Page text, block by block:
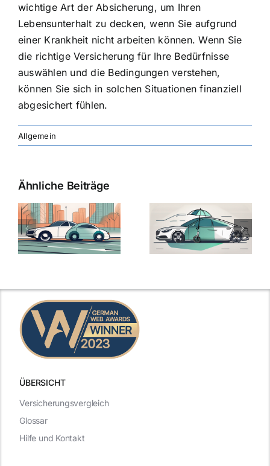
wichtige Art der Absicherung, um Ihren
Lebensunterhalt zu decken, wenn Sie aufgrund
einer Krankheit nicht arbeiten können. Wenn Sie
die richtige Versicherung für Ihre Bedürfnisse
auswählen und die Bedingungen verstehen,
können Sie sich in solchen Situationen finanziell
abgesichert fühlen.
Allgemein
Ähnliche Beiträge
ÜBERSICHT
Versicherungsvergleich
Glossar
Hilfe und Kontakt